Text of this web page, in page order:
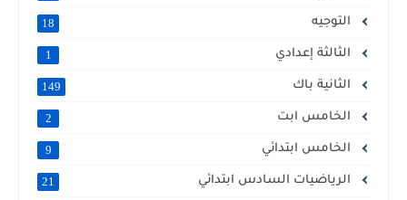
التوجيه 18
الثالثة إعدادي 1
الثانية باك 149
الخامس ابت 2
الخامس ابتدائي 9
الرياضيات السادس ابتدائي 21